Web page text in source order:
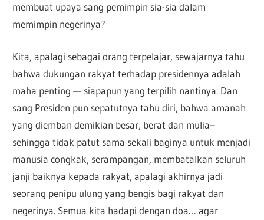
membuat upaya sang pemimpin sia-sia dalam
memimpin negerinya?
Kita, apalagi sebagai orang terpelajar, sewajarnya tahu
bahwa dukungan rakyat terhadap presidennya adalah
maha penting — siapapun yang terpilih nantinya. Dan
sang Presiden pun sepatutnya tahu diri, bahwa amanah
yang diemban demikian besar, berat dan mulia–
sehingga tidak patut sama sekali baginya untuk menjadi
manusia congkak, serampangan, membatalkan seluruh
janji baiknya kepada rakyat, apalagi akhirnya jadi
seorang penipu ulung yang bengis bagi rakyat dan
negerinya. Semua kita hadapi dengan doa… agar